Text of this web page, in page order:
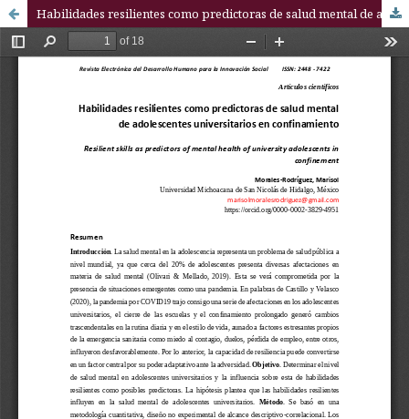
Habilidades resilientes como predictoras de salud mental de adolescentes universitarios en confinamiento